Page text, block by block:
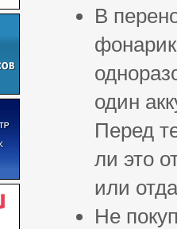
В
один
Перед
ли это
или
Не